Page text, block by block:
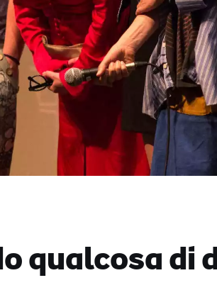
qualcosa di